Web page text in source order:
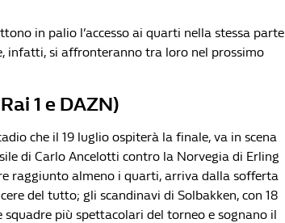
in palio l’accesso ai quarti nella stessa parte
infatti, si affronteranno tra loro nel prossimo
1 e DAZN)
che il 19 luglio ospiterà la finale, va in scena
di Carlo Ancelotti contro la Norvegia di Erling
raggiunto almeno i quarti, arriva dalla sofferta
del tutto; gli scandinavi di Solbakken, con 18
più spettacolari del torneo e sognano il